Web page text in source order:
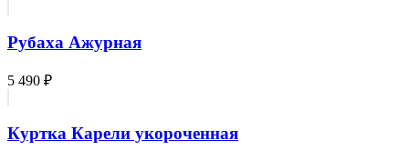
Рубаха Ажурная
5 490 ₽
Куртка Карели укороченная